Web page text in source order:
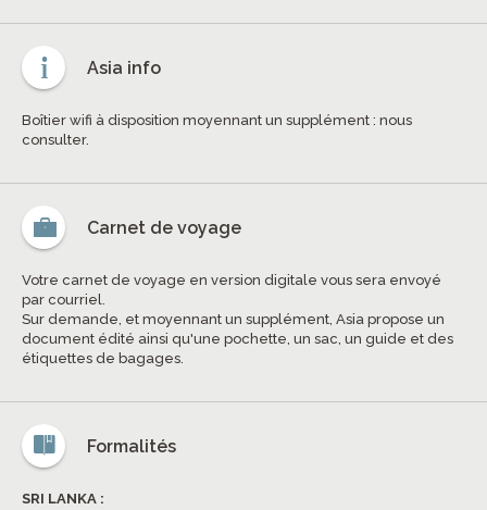
Asia info
Boîtier wifi à disposition moyennant un supplément : nous
consulter.
Carnet de voyage
Votre carnet de voyage en version digitale vous sera envoyé
par courriel.
Sur demande, et moyennant un supplément, Asia propose un
document édité ainsi qu'une pochette, un sac, un guide et des
étiquettes de bagages.
Formalités
SRI LANKA :